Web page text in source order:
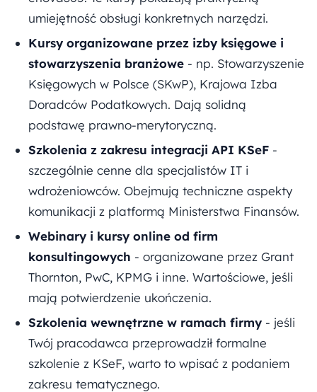
umiejętność obsługi konkretnych narzędzi.
Kursy organizowane przez izby księgowe i
stowarzyszenia branżowe - np. Stowarzyszenie
Księgowych w Polsce (SKwP), Krajowa Izba
Doradców Podatkowych. Dają solidną
podstawę prawno-merytoryczną.
Szkolenia z zakresu integracji API KSeF -
szczególnie cenne dla specjalistów IT i
wdrożeniowców. Obejmują techniczne aspekty
komunikacji z platformą Ministerstwa Finansów.
Webinary i kursy online od firm
konsultingowych - organizowane przez Grant
Thornton, PwC, KPMG i inne. Wartościowe, jeśli
mają potwierdzenie ukończenia.
Szkolenia wewnętrzne w ramach firmy - jeśli
Twój pracodawca przeprowadził formalne
szkolenie z KSeF, warto to wpisać z podaniem
zakresu tematycznego.